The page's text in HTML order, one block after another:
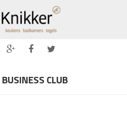
BUSINESS CLUB